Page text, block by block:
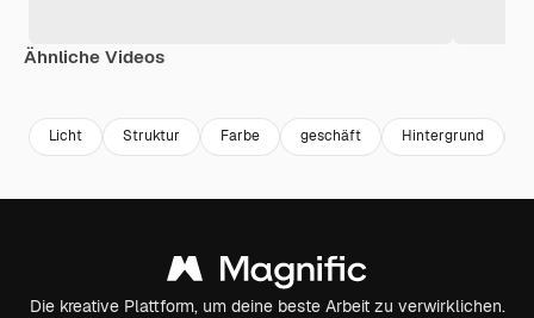
Ähnliche Videos
Licht Struktur Farbe geschäft Hintergrund
Die kreative Plattform, um deine beste Arbeit zu verwirklichen.